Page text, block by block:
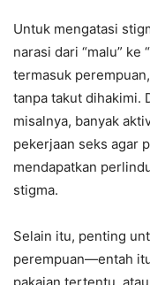
Untuk mengatasi
narasi dari “malu” ke
termasuk
tanpa takut dihakimi.
misalnya, banyak
pekerjaan seks agar
mendapatkan
stigma.
Selain itu, penting
perempuan—entah
pakaian tertentu,